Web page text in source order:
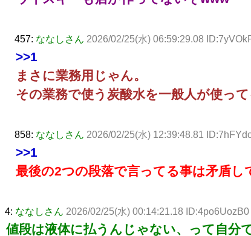
457: ななしさん 2026/02/25(水) 06:59:29.08
>>1
まさに業務用じゃん。
その業務で使う炭酸水を一般人が使って
858: ななしさん 2026/02/25(水) 12:39:48.81
>>1
最後の2つの段落で言ってる事は矛盾し
4: ななしさん 2026/02/25(水) 00:14:21.18 ID:4po6UozB0
値段は液体に払うんじゃない、って自分